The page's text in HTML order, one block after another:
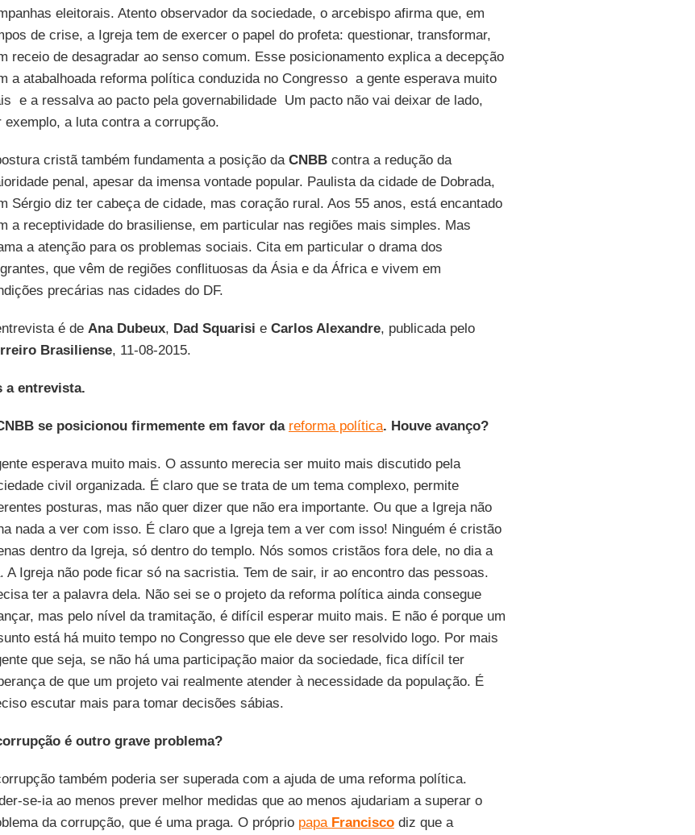
eleitorais. Atento observador da sociedade, o arcebispo afirma que, em
de crise, a Igreja tem de exercer o papel do profeta: questionar, transformar,
receio de desagradar ao senso comum. Esse posicionamento explica a decepção
a atabalhoada reforma política conduzida no Congresso  a gente esperava muito
 e a ressalva ao pacto pela governabilidade  Um pacto não vai deixar de lado,
exemplo, a luta contra a corrupção.
cristã também fundamenta a posição da CNBBcontra a redução da
penal, apesar da imensa vontade popular. Paulista da cidade de Dobrada,
Sérgio diz ter cabeça de cidade, mas coração rural. Aos 55 anos, está encantado
a receptividade do brasiliense, em particular nas regiões mais simples. Mas
a atenção para os problemas sociais. Cita em particular o drama dos
que vêm de regiões conflituosas da Ásia e da África e vivem em
precárias nas cidades do DF.
é de Ana Dubeux, Dad Squarisi eCarlos Alexandre, publicada pelo
Brasiliense, 11-08-2015.
a entrevista.
se posicionou firmemente em favor da reforma política. Houve avanço?
esperava muito mais. O assunto merecia ser muito mais discutido pela
civil organizada. É claro que se trata de um tema complexo, permite
posturas, mas não quer dizer que não era importante. Ou que a Igreja não
nada a ver com isso. É claro que a Igreja tem a ver com isso! Ninguém é cristão
dentro da Igreja, só dentro do templo. Nós somos cristãos fora dele, no dia a
A Igreja não pode ficar só na sacristia. Tem de sair, ir ao encontro das pessoas.
ter a palavra dela. Não sei se o projeto da reforma política ainda consegue
mas pelo nível da tramitação, é difícil esperar muito mais. E não é porque um
está há muito tempo no Congresso que ele deve ser resolvido logo. Por mais
que seja, se não há uma participação maior da sociedade, fica difícil ter
de que um projeto vai realmente atender à necessidade da população. É
escutar mais para tomar decisões sábias.
é outro grave problema?
também poderia ser superada com a ajuda de uma reforma política.
se-ia ao menos prever melhor medidas que ao menos ajudariam a superar o
da corrupção, que é uma praga. O próprio papa Franciscodiz que a